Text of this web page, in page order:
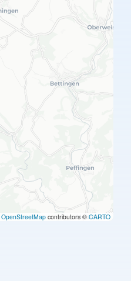
OpenStreetMap contributors © CARTO